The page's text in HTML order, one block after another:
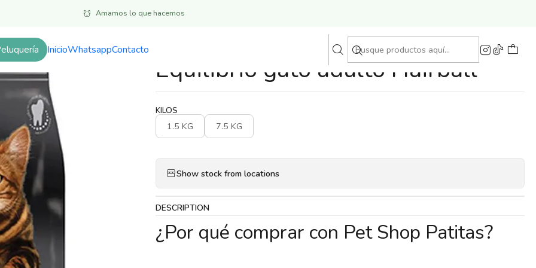
InicioWhatsappContacto
Amamos lo que hacemos
Gatos Adulto Equilibrio gato adulto Hairball
Equilibrio gato adulto Hairball
KILOS
1.5 KG 7.5 KG
Show stock from locations
DESCRIPTION
¿Por qué comprar con Pet Shop Patitas?